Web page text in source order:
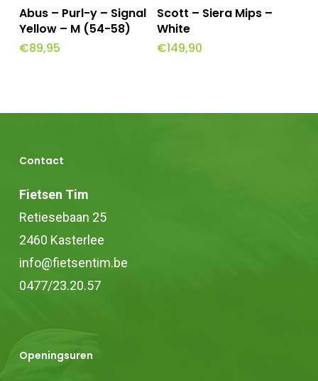
Toevoegen Aan
Winkelwagen
Abus – Purl-y – Signal
Yellow – M (54-58)
€89,95
Toevoegen Aan
Winkelwagen
Scott – Siera Mips –
White
€149,90
Contact
Fietsen Tim
Retiesebaan 25
2460 Kasterlee
info@fietsentim.be
0477/23.20.57
Openingsuren